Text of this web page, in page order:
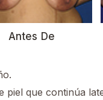
Antes De
que continúa